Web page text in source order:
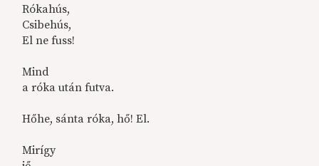
Rókahús,
Csibehús,
El ne fuss!
Mind
a róka után futva.
Hőhe, sánta róka, hő! El.
Mirígy